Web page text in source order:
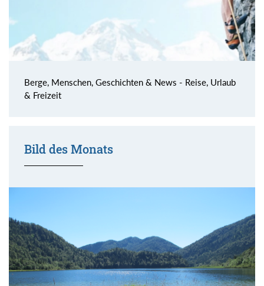
Berge, Menschen, Geschichten & News - Reise, Urlaub
& Freizeit
Bild des Monats